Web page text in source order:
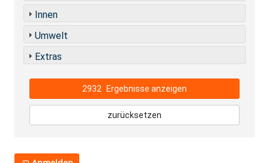
Innen
Umwelt
Extras
2932 Ergebnisse anzeigen
zurücksetzen